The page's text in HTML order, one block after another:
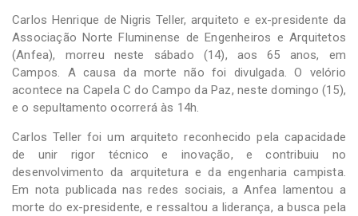
Carlos Henrique de Nigris Teller, arquiteto e ex-presidente da
Associação Norte Fluminense de Engenheiros e Arquitetos
(Anfea), morreu neste sábado (14), aos 65 anos, em
Campos. A causa da morte não foi divulgada. O velório
acontece na Capela C do Campo da Paz, neste domingo (15),
e o sepultamento ocorrerá às 14h.
Carlos Teller foi um arquiteto reconhecido pela capacidade
de unir rigor técnico e inovação, e contribuiu no
desenvolvimento da arquitetura e da engenharia campista.
Em nota publicada nas redes sociais, a Anfea lamentou a
morte do ex-presidente, e ressaltou a liderança, a busca pela